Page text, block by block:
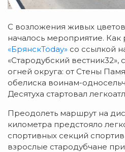
С возложения живых
началось мероприятие. Как
«БрянскToday» со ссылкой
«Стародубский вестник32»,
огней округа: от Стены
обелиска воинам-
Десятуха стартовал
Преодолеть маршрут на
километра предстояло
спортивных секций
взрослые стародубчане